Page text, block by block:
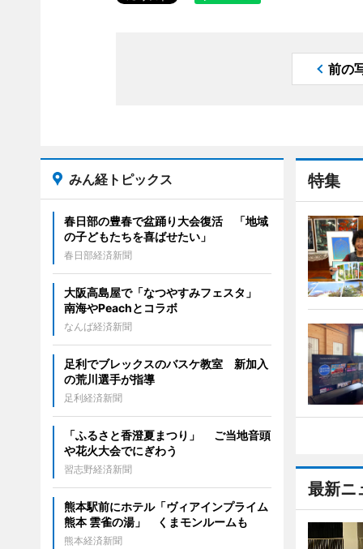
前の
特集
最新ニ
みん経トピックス
春日部の豊春で盆踊り大会復活 「地域
の子どもたちを喜ばせたい」
春日部経済新聞
大阪高島屋で「なつやすみフェスタ」
南海やPeachとコラボ
なんば経済新聞
足利でブレックスのバスケ教室 新加入
の荒川選手が指導
足利経済新聞
「ふるさと香澄夏まつり」 ご当地音頭
や花火大会でにぎわう
習志野経済新聞
熊本駅前にホテル「ヴィアインプライム
熊本 雲雀の湯」 くまモンルームも
熊本経済新聞